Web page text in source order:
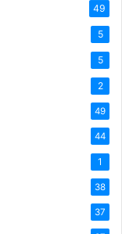
49
5
5
2
49
44
1
38
37